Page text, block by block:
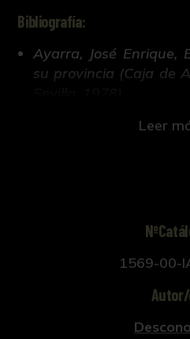
Bibliografía:
Ayarra, José Enrique,
su provincia (Caja de
Leer
1569-00-